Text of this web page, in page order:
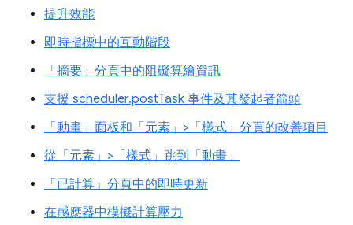
提升效能
即時指標中的互動階段
「摘要」分頁中的阻礙算繪資訊
支援 scheduler.postTask 事件及其發起者箭頭
「動畫」面板和「元素」>「樣式」分頁的改善項目
從「元素」>「樣式」跳到「動畫」
「已計算」分頁中的即時更新
在感應器中模擬計算壓力